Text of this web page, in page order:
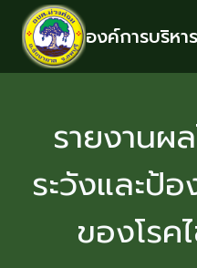
องค์การบริห
รายงานผ
ระวังและป้
ของโร